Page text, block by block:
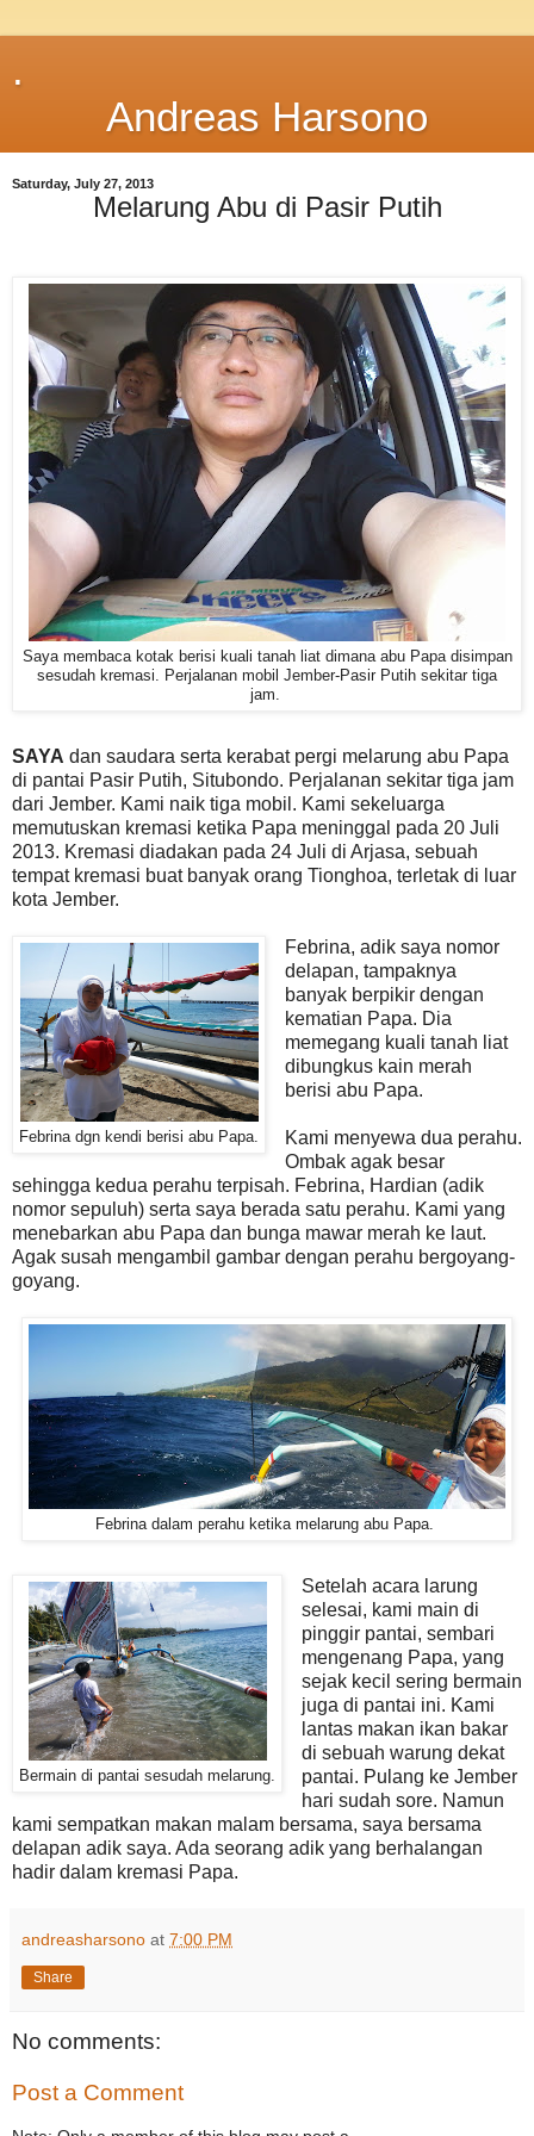
.
Andreas Harsono
Saturday, July 27, 2013
Melarung Abu di Pasir Putih
Saya membaca kotak berisi kuali tanah liat dimana abu Papa disimpan
sesudah kremasi. Perjalanan mobil Jember-Pasir Putih sekitar tiga
jam.
SAYA dan saudara serta kerabat pergi melarung abu Papa
di pantai Pasir Putih, Situbondo. Perjalanan sekitar tiga jam
dari Jember. Kami naik tiga mobil. Kami sekeluarga
memutuskan kremasi ketika Papa meninggal pada 20 Juli
2013. Kremasi diadakan pada 24 Juli di Arjasa, sebuah
tempat kremasi buat banyak orang Tionghoa, terletak di luar
kota Jember.
Febrina dgn kendi berisi abu Papa.
Febrina, adik saya nomor
delapan, tampaknya
banyak berpikir dengan
kematian Papa. Dia
memegang kuali tanah liat
dibungkus kain merah
berisi abu Papa.
Kami menyewa dua perahu.
Ombak agak besar
sehingga kedua perahu terpisah. Febrina, Hardian (adik
nomor sepuluh) serta saya berada satu perahu. Kami yang
menebarkan abu Papa dan bunga mawar merah ke laut.
Agak susah mengambil gambar dengan perahu bergoyang-
goyang.
Febrina dalam perahu ketika melarung abu Papa.
Bermain di pantai sesudah melarung.
Setelah acara larung
selesai, kami main di
pinggir pantai, sembari
mengenang Papa, yang
sejak kecil sering bermain
juga di pantai ini. Kami
lantas makan ikan bakar
di sebuah warung dekat
pantai. Pulang ke Jember
hari sudah sore. Namun
kami sempatkan makan malam bersama, saya bersama
delapan adik saya. Ada seorang adik yang berhalangan
hadir dalam kremasi Papa.
andreasharsono at 7:00 PM
Share
No comments:
Post a Comment